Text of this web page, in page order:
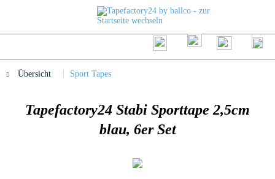
Übersicht Sport Tapes
Tapefactory24 Stabi Sporttape 2,5cm
blau, 6er Set